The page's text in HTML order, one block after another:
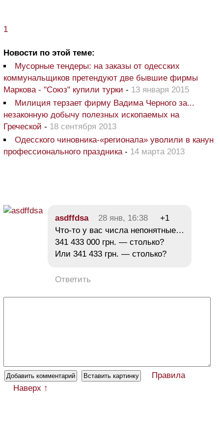
1
Новости по этой теме:
Мусорные тендеры: на заказы от одесских
коммунальщиков претендуют две бывшие фирмы
Маркова - "Союз" купили турки - 13 января 2015
Милиция терзает фирму Вадима Черного за...
незаконную добычу полезных ископаемых на
Греческой - 18 сентября 2013
Одесского чиновника-«регионала» уволили в канун
профессионального праздника - 14 марта 2013
asdffdsa 28 янв, 16:38
+1
Что-то у вас числа непонятные…
341 433 000 грн. — столько?
Или 341 433 грн. — столько?
Ответить
Правила
Наверх ↑